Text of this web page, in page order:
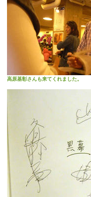
高原基彰さんも来てくれました。